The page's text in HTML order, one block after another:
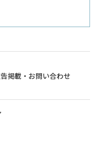
掲載・お問い合わせ